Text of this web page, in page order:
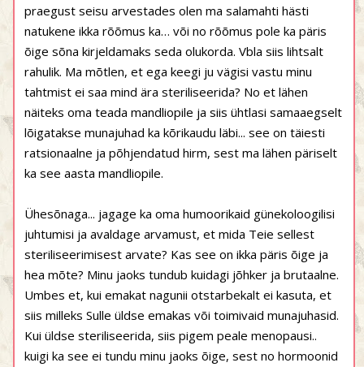
praegust seisu arvestades olen ma salamahti hästi
natukene ikka rõõmus ka… või no rõõmus pole ka päris
õige sõna kirjeldamaks seda olukorda. Vbla siis lihtsalt
rahulik. Ma mõtlen, et ega keegi ju vägisi vastu minu
tahtmist ei saa mind ära steriliseerida? No et lähen
näiteks oma teada mandliopile ja siis ühtlasi samaaegselt
lõigatakse munajuhad ka kõrikaudu läbi... see on täiesti
ratsionaalne ja põhjendatud hirm, sest ma lähen päriselt
ka see aasta mandliopile.
Ühesõnaga... jagage ka oma humoorikaid günekoloogilisi
juhtumisi ja avaldage arvamust, et mida Teie sellest
steriliseerimisest arvate? Kas see on ikka päris õige ja
hea mõte? Minu jaoks tundub kuidagi jõhker ja brutaalne.
Umbes et, kui emakat nagunii otstarbekalt ei kasuta, et
siis milleks Sulle üldse emakas või toimivaid munajuhasid.
Kui üldse steriliseerida, siis pigem peale menopausi..
kuigi ka see ei tundu minu jaoks õige, sest no hormoonid